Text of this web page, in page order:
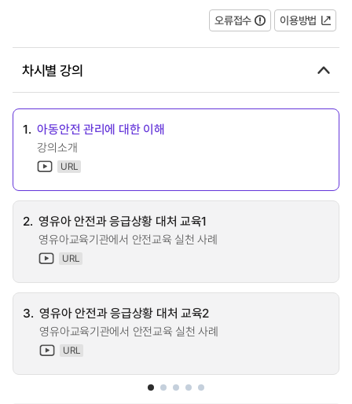
오류접수 이용방법
차시별 강의
1. 아동안전 관리에 대한 이해
강의소개
URL
2. 영유아 안전과 응급상황 대처 교육1
영유아교육기관에서 안전교육 실천 사례
URL
3. 영유아 안전과 응급상황 대처 교육2
영유아교육기관에서 안전교육 실천 사례
URL